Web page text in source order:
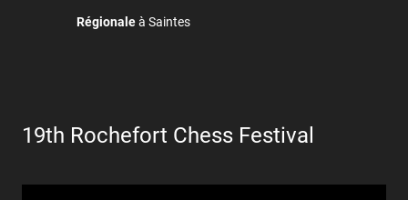
Régionaleà Saintes
19th Rochefort Chess Festival